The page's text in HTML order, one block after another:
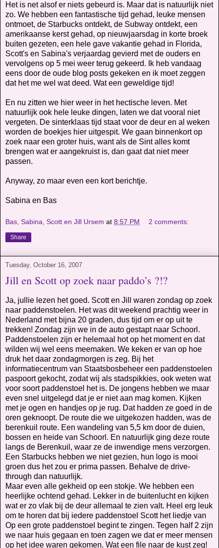
Het is net alsof er niets gebeurd is. Maar dat is natuurlijk niet
zo. We hebben een fantastische tijd gehad, leuke mensen
ontmoet, de Starbucks ontdekt, de Subway ontdekt, een
amerikaanse kerst gehad, op nieuwjaarsdag in korte broek
buiten gezeten, een hele gave vakantie gehad in Florida,
Scott's en Sabina's verjaardag gevierd met de ouders en
vervolgens op 5 mei weer terug gekeerd. Ik heb vandaag
eens door de oude blog posts gekeken en ik moet zeggen
dat het me wel wat deed. Wat een geweldige tijd!
En nu zitten we hier weer in het hectische leven. Met
natuurlijk ook hele leuke dingen, laten we dat vooral niet
vergeten. De sinterklaas tijd staat voor de deur en al weken
worden de boekjes hier uitgespit. We gaan binnenkort op
zoek naar een groter huis, want als de Sint alles komt
brengen wat er aangekruist is, dan gaat dat niet meer
passen.
Anyway, zo maar even een kort berichtje.
Sabina en Bas
Bas, Sabina, Scott en Jill Ursem at 8:57 PM 2 comments:
Share
Tuesday, October 16, 2007
Jill en Scott op zoek naar paddo’s ?!?
Ja, jullie lezen het goed. Scott en Jill waren zondag op zoek
naar paddenstoelen. Het was dit weekend prachtig weer in
Nederland met bijna 20 graden, dus tijd om er op uit te
trekken! Zondag zijn we in de auto gestapt naar Schoorl.
Paddenstoelen zijn er helemaal hot op het moment en dat
wilden wij wel eens meemaken. We keken er van op hoe
druk het daar zondagmorgen is zeg. Bij het
informatiecentrum van Staatsbosbeheer een paddenstoelen
paspoort gekocht, zodat wij als stadspikkies, ook weten wat
voor soort paddenstoel het is. De jongens hebben we maar
even snel uitgelegd dat je er niet aan mag komen. Kijken
met je ogen en handjes op je rug. Dat hadden ze goed in de
oren geknoopt. De route die we uitgekozen hadden, was de
berenkuil route. Een wandeling van 5,5 km door de duien,
bossen en heide van Schoorl. En natuurlijk ging deze route
langs de Berenkuil, waar ze de inwendige mens verzorgen.
Een Starbucks hebben we niet gezien, hun logo is mooi
groen dus het zou er prima passen. Behalve de drive-
through dan natuurlijk.
Maar even alle gekheid op een stokje. We hebben een
heerlijke ochtend gehad. Lekker in de buitenlucht en kijken
wat er zo vlak bij de deur allemaal te zien valt. Heel erg leuk
om te horen dat bij iedere paddenstoel Scott het liedje van
Op een grote paddenstoel begint te zingen. Tegen half 2 zijn
we naar huis gegaan en toen zagen we dat er meer mensen
op het idee waren gekomen. Wat een file naar de kust zeg!